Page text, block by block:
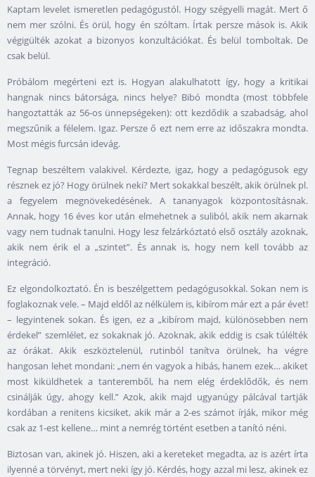
Kaptam levelet ismeretlen pedagógustól. Hogy szégyelli magát. Mert ő
nem mer szólni. És örül, hogy én szóltam. Írtak persze mások is. Akik
végigülték azokat a bizonyos konzultációkat. És belül tomboltak. De
csak belül.
Próbálom megérteni ezt is. Hogyan alakulhatott így, hogy a kritikai
hangnak nincs bátorsága, nincs helye? Bibó mondta (most többfele
hangoztatták az 56-os ünnepségeken): ott kezdődik a szabadság, ahol
megszűnik a félelem. Igaz. Persze ő ezt nem erre az időszakra mondta.
Most mégis furcsán idevág.
Tegnap beszéltem valakivel. Kérdezte, igaz, hogy a pedagógusok egy
résznek ez jó? Hogy örülnek neki? Mert sokakkal beszélt, akik örülnek pl.
a fegyelem megnövekedésének. A tananyagok központosításnak.
Annak, hogy 16 éves kor után elmehetnek a suliból, akik nem akarnak
vagy nem tudnak tanulni. Hogy lesz felzárkóztató első osztály azoknak,
akik nem érik el a „szintet”. És annak is, hogy nem kell tovább az
integráció.
Ez elgondolkoztató. Én is beszélgettem pedagógusokkal. Sokan nem is
foglakoznak vele. – Majd eldől az nélkülem is, kibírom már ezt a pár évet!
– legyintenek sokan. És igen, ez a „kibírom majd, különösebben nem
érdekel” szemlélet, ez sokaknak jó. Azoknak, akik eddig is csak túlélték
az órákat. Akik eszköztelenül, rutinból tanítva örülnek, ha végre
hangosan lehet mondani: „nem én vagyok a hibás, hanem ezek… akiket
most kiküldhetek a tanteremből, ha nem elég érdeklődők, és nem
csinálják úgy, ahogy kell.” Azok, akik majd ugyanúgy pálcával tartják
kordában a renitens kicsiket, akik már a 2-es számot írják, mikor még
csak az 1-est kellene… mint a nemrég történt esetben a tanító néni.
Biztosan van, akinek jó. Hiszen, aki a kereteket megadta, az is azért írta
ilyenné a törvényt, mert neki így jó. Kérdés, hogy azzal mi lesz, akinek ez